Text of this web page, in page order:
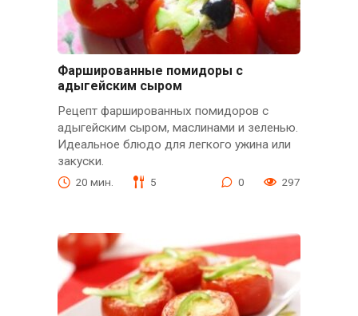
Фаршированные помидоры с
адыгейским сыром
Рецепт фаршированных помидоров с
адыгейским сыром, маслинами и зеленью.
Идеальное блюдо для легкого ужина или
закуски.
20 мин. 5 0 297